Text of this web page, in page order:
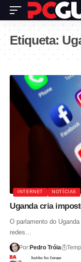
Etiqueta:
INTERNET NOTÍCIAS
Uganda cria
O parlamento do
redes…
Por:Pedro Tróia